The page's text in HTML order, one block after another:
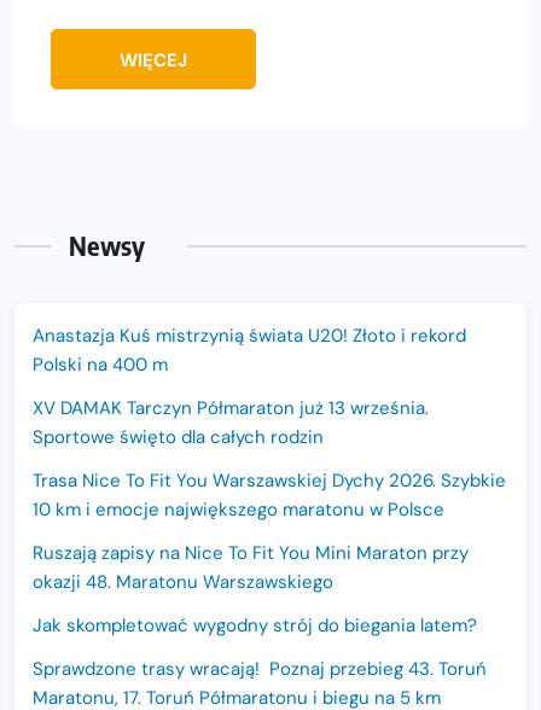
WIĘCEJ
Newsy
Anastazja Kuś mistrzynią świata U20! Złoto i rekord
Polski na 400 m
XV DAMAK Tarczyn Półmaraton już 13 września.
Sportowe święto dla całych rodzin
Trasa Nice To Fit You Warszawskiej Dychy 2026. Szybkie
10 km i emocje największego maratonu w Polsce
Ruszają zapisy na Nice To Fit You Mini Maraton przy
okazji 48. Maratonu Warszawskiego
Jak skompletować wygodny strój do biegania latem?
Sprawdzone trasy wracają! Poznaj przebieg 43. Toruń
Maratonu, 17. Toruń Półmaratonu i biegu na 5 km